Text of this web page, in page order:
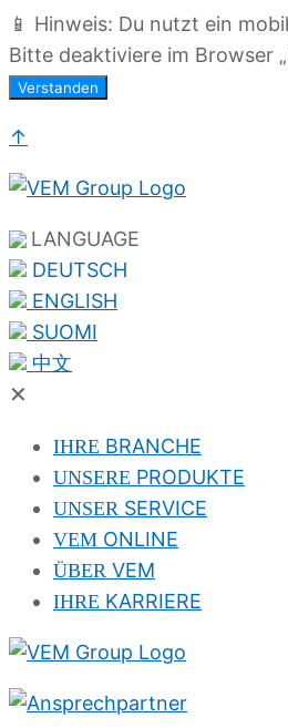
📱 Hinweis: Du nutzt ein
Bitte deaktiviere im Browser
Verstanden
↑
LANGUAGE
DEUTSCH
ENGLISH
SUOMI
中文
✕
IHRE BRANCHE
UNSERE PRODUKTE
UNSER SERVICE
VEM ONLINE
ÜBER VEM
IHRE KARRIERE